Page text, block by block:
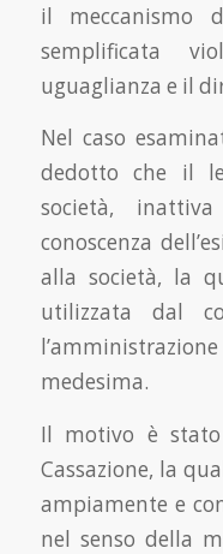
il meccanismo
semplificata
uguaglianza e il
Nel caso
dedotto che il
società,
conoscenza
alla società, la
utilizzata dal
medesima.
Il motivo è
Cassazione, la
ampiamente e
nel senso della